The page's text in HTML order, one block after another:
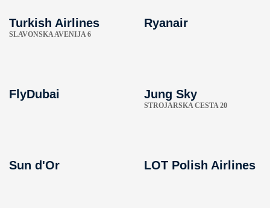
Turkish Airlines
SLAVONSKA AVENIJA 6
Ryanair
FlyDubai Jung Sky
STROJARSKA CESTA 20
Sun d'Or LOT Polish Airlines